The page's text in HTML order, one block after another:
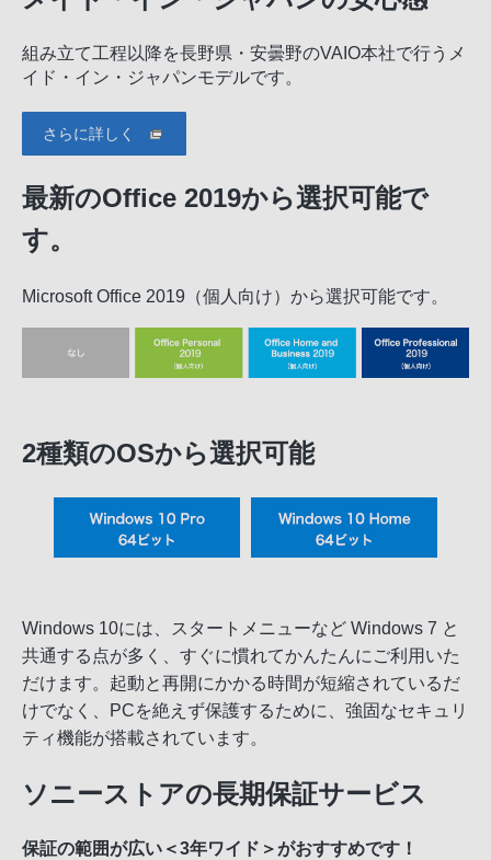
組み立て工程以降を長野県・安曇野のVAIO本社で行うメ
イド・イン・ジャパンモデルです。
さらに詳しく
最新のOffice 2019から選択可能で
す。
Microsoft Office 2019（個人向け）から選択可能です。
2種類のOSから選択可能
Windows 10には、スタートメニューなど Windows 7 と
共通する点が多く、すぐに慣れてかんたんにご利用いた
だけます。起動と再開にかかる時間が短縮されているだ
けでなく、PCを絶えず保護するために、強固なセキュリ
ティ機能が搭載されています。
ソニーストアの長期保証サービス
保証の範囲が広い＜3年ワイド＞がおすすめです！